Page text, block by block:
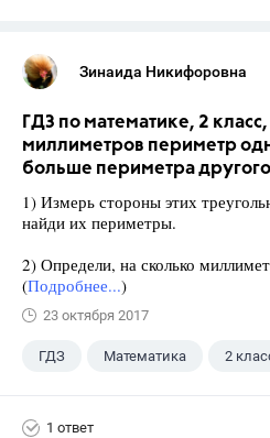
Зинаида Никифоровна
ГДЗ по математике, 2
миллиметров периметр
больше периметра
1) Измерь стороны этих
найди их периметры.
2) Определи, на сколько
(Подробнее...)
23 октября 2017
ГДЗ Математика 2
1 ответ